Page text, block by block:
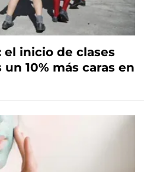
el inicio de clases
10% más caras en